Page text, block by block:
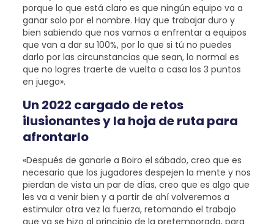
porque lo que está claro es que ningún equipo va a
ganar solo por el nombre. Hay que trabajar duro y
bien sabiendo que nos vamos a enfrentar a equipos
que van a dar su 100%, por lo que si tú no puedes
darlo por las circunstancias que sean, lo normal es
que no logres traerte de vuelta a casa los 3 puntos
en juego».
Un 2022 cargado de retos
ilusionantes y la hoja de ruta para
afrontarlo
«Después de ganarle a Boiro el sábado, creo que es
necesario que los jugadores despejen la mente y nos
pierdan de vista un par de días, creo que es algo que
les va a venir bien y a partir de ahí volveremos a
estimular otra vez la fuerza, retomando el trabajo